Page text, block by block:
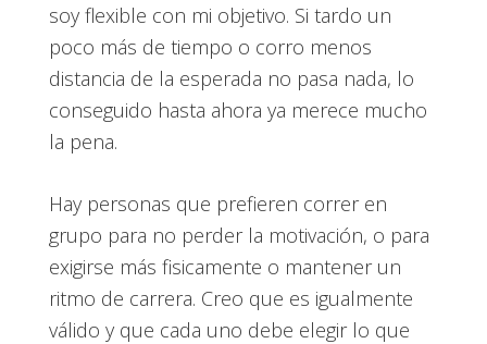
soy flexible con mi objetivo. Si tardo un
poco más de tiempo o corro menos
distancia de la esperada no pasa nada, lo
conseguido hasta ahora ya merece mucho
la pena.
Hay personas que prefieren correr en
grupo para no perder la motivación, o para
exigirse más fisicamente o mantener un
ritmo de carrera. Creo que es igualmente
válido y que cada uno debe elegir lo que